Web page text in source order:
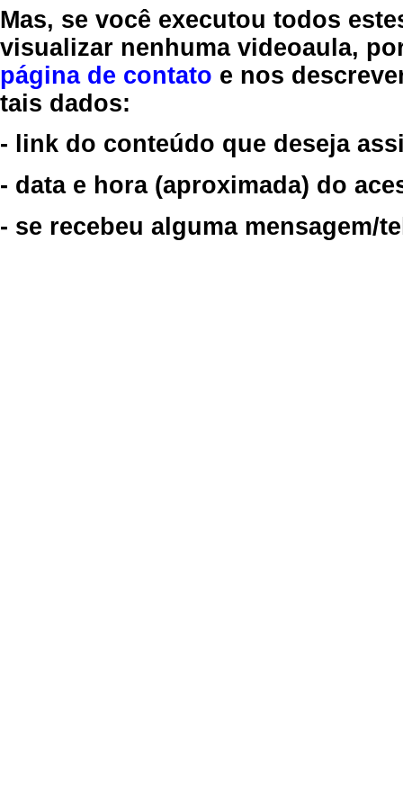
Mas, se você executou todos
visualizar nenhuma videoaula,
página de contato e nos
tais dados:
- link do conteúdo que deseja
- data e hora (aproximada) do
- se recebeu alguma mensagem/